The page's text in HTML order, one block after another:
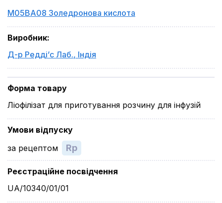
M05BA08 Золедронова кислота
Виробник:
Д-р Редді’с Лаб., Індія
Форма товару
Ліофілізат для приготування розчину для інфузій
Умови відпуску
за рецептом
Rp
Реєстраційне посвідчення
UA/10340/01/01